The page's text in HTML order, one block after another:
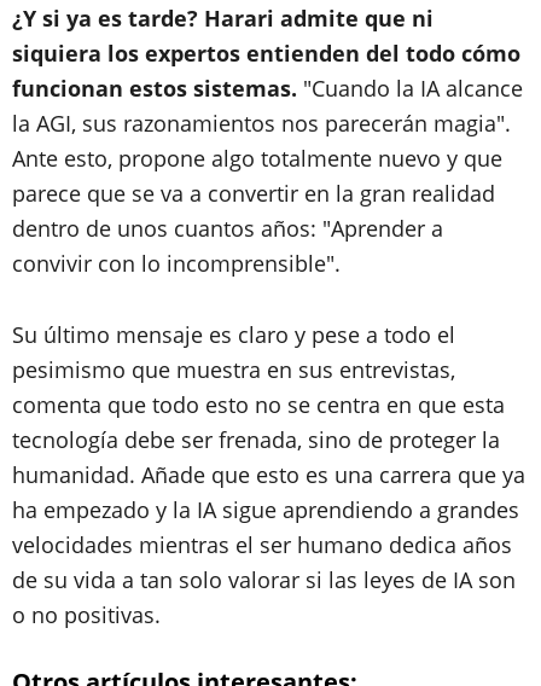
¿Y si ya es tarde? Harari admite que ni
siquiera los expertos entienden del todo cómo
funcionan estos sistemas. "Cuando la IA alcance
la AGI, sus razonamientos nos parecerán magia".
Ante esto, propone algo totalmente nuevo y que
parece que se va a convertir en la gran realidad
dentro de unos cuantos años: "Aprender a
convivir con lo incomprensible".
Su último mensaje es claro y pese a todo el
pesimismo que muestra en sus entrevistas,
comenta que todo esto no se centra en que esta
tecnología debe ser frenada, sino de proteger la
humanidad. Añade que esto es una carrera que ya
ha empezado y la IA sigue aprendiendo a grandes
velocidades mientras el ser humano dedica años
de su vida a tan solo valorar si las leyes de IA son
o no positivas.